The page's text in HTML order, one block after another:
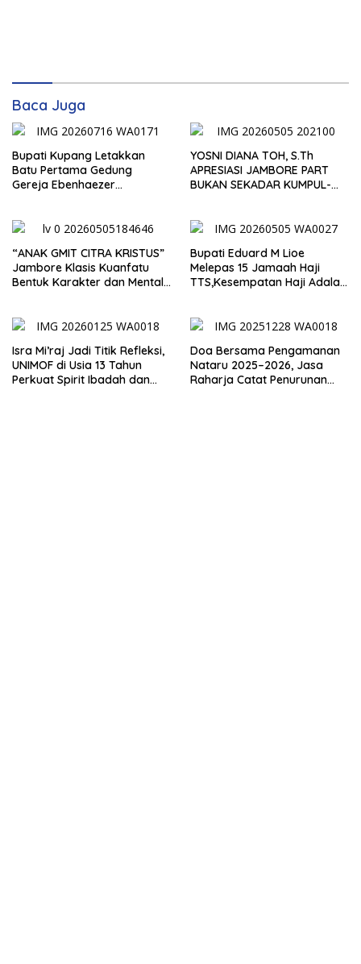
Baca Juga
Bupati Kupang Letakkan
Batu Pertama Gedung
Gereja Ebenhaezer
Pemerintah
YOSNI DIANA TOH, S.Th
APRESIASI JAMBORE PART
BUKAN SEKADAR KUMPUL-
“ANAK GMIT CITRA KRISTUS”
Jambore Klasis Kuanfatu
Bentuk Karakter dan Mental
Bupati Eduard M Lioe
Melepas 15 Jamaah Haji
TTS,Kesempatan Haji Adalah
Isra Mi’raj Jadi Titik Refleksi,
UNIMOF di Usia 13 Tahun
Perkuat Spirit Ibadah dan
Doa Bersama Pengamanan
Nataru 2025–2026, Jasa
Raharja Catat Penurunan